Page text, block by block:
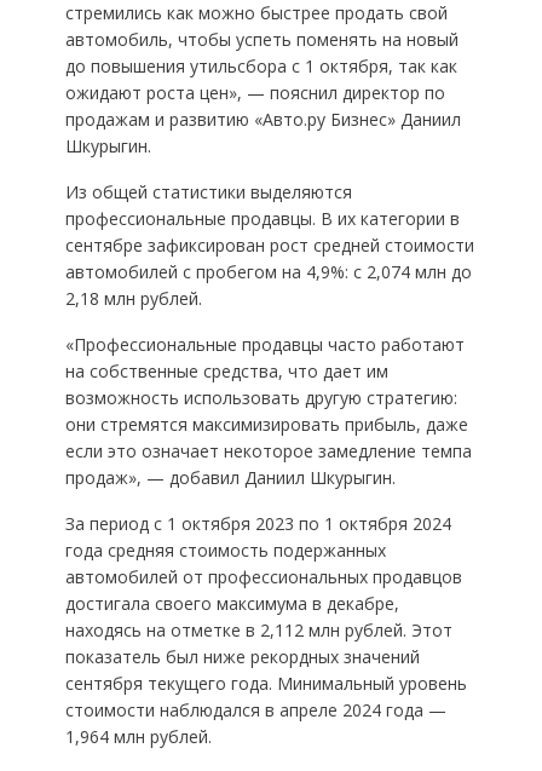
стремились как можно быстрее продать свой
автомобиль, чтобы успеть поменять на новый
до повышения утильсбора с 1 октября, так как
ожидают роста цен», — пояснил директор по
продажам и развитию «Авто.ру Бизнес» Даниил
Шкурыгин.
Из общей статистики выделяются
профессиональные продавцы. В их категории в
сентябре зафиксирован рост средней стоимости
автомобилей с пробегом на 4,9%: с 2,074 млн до
2,18 млн рублей.
«Профессиональные продавцы часто работают
на собственные средства, что дает им
возможность использовать другую стратегию:
они стремятся максимизировать прибыль, даже
если это означает некоторое замедление темпа
продаж», — добавил Даниил Шкурыгин.
За период с 1 октября 2023 по 1 октября 2024
года средняя стоимость подержанных
автомобилей от профессиональных продавцов
достигала своего максимума в декабре,
находясь на отметке в 2,112 млн рублей. Этот
показатель был ниже рекордных значений
сентября текущего года. Минимальный уровень
стоимости наблюдался в апреле 2024 года —
1,964 млн рублей.